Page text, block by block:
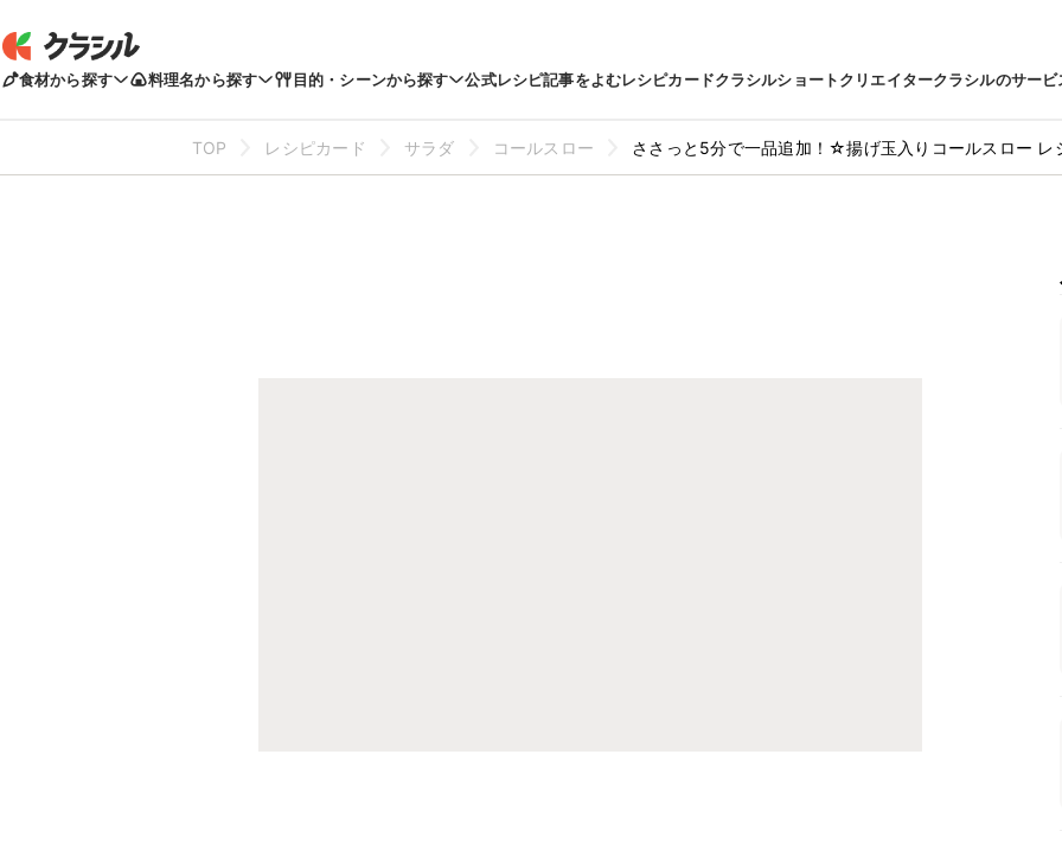
食材から探す 料理名から探す 目的・シーンから探す 公式レシピ記事をよむレシピカードクラシルショートクリエイタークラシルのサービ
TOP レシピカード サラダ コールスロー ささっと5分で一品追加！☆揚げ玉入りコールスロー レ